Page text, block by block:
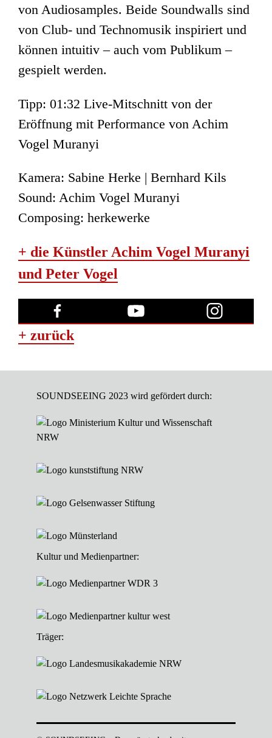
von Audiosamples. Beide Soundwalls sind
von Club- und Technomusik inspiriert und
können intuitiv – auch vom Publikum –
gespielt werden.
Tipp: 01:32 Live-Mitschnitt von der
Eröffnung mit Performance von Achim
Vogel Muranyi
Kamera: Sabine Herke | Bernhard Kils
Sound: Achim Vogel Muranyi
Composing: herkewerke
+ die Künstler Achim Vogel Muranyi
und Peter Vogel
+ zurück
SOUNDSEEING 2023 wird gefördert durch:
Kultur und Medienpartner:
Träger: